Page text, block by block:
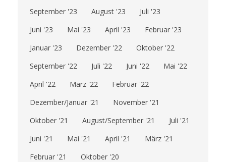
September '23
August '23
Juli '23
Juni '23
Mai '23 April '23
Februar '23
Januar '23
Dezember '22
Oktober '22
September '22
Juli '22 Juni '22
Mai '22
April '22
März '22
Februar '22
Dezember/Januar '21
November '21
Oktober '21
August/September '21
Juli '21
Juni '21
Mai '21 April '21
März '21
Februar '21
Oktober '20